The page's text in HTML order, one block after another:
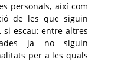
personals, així com
de les que siguin
si escau; entre altres
ja no siguin
per a les quals